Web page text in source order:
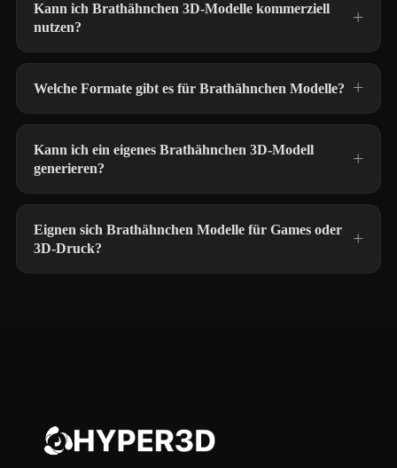
Kann ich Brathähnchen 3D-Modelle kommerziell
nutzen?
Welche Formate gibt es für Brathähnchen Modelle?
Kann ich ein eigenes Brathähnchen 3D-Modell
generieren?
Eignen sich Brathähnchen Modelle für Games oder
3D-Druck?